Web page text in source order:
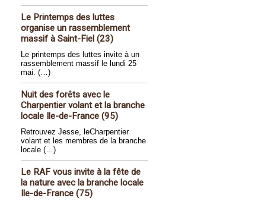
Le Printemps des luttes
organise un rassemblement
massif à Saint-Fiel (23)
Le printemps des luttes invite à un
rassemblement massif le lundi 25
mai. (…)
Nuit des forêts avec le
Charpentier volant et la branche
locale Ile-de-France (95)
Retrouvez Jesse, leCharpentier
volant et les membres de la branche
locale (…)
Le RAF vous invite à la fête de
la nature avec la branche locale
Ile-de-France (75)